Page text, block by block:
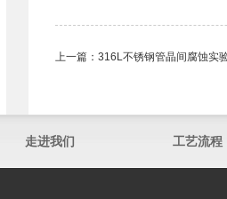
上一篇： 316L不锈钢管晶间腐蚀实
走进我们 工艺流程